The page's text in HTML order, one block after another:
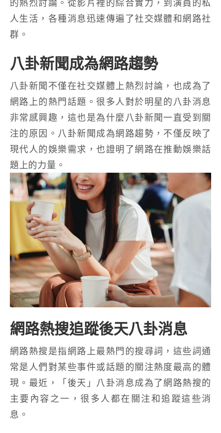
的熱烈討論。從影片裡的綜合實力，到演員的私
人生活，各種消息迅速傳遍了社交媒體和網路社
群。
八卦新聞成為網路趨勢
八卦新聞不僅在社交媒體上熱烈討論，也成為了
網路上的熱門話題。很多人對於明星的八卦消息
非常感興趣，這也是為什麼八卦新聞一直受到關
注的原因。八卦新聞成為網路趨勢，不僅反映了
現代人的娛樂需求，也證明了網路在推動娛樂話
題上的力量。
網路熱搜追蹤後天八卦消息
網路熱搜是指網路上最熱門的搜尋詞，這些詞通
常是人們對某些事件或話題的關注熱度最高的體
現。最近，「後天」八卦消息成為了網路熱搜的
主要內容之一，很多人都在關注和追蹤這些消
息。